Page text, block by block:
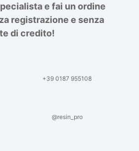
e fai un ordine
registrazione e senza
di credito!
+39 0187 955108
@resin_pro